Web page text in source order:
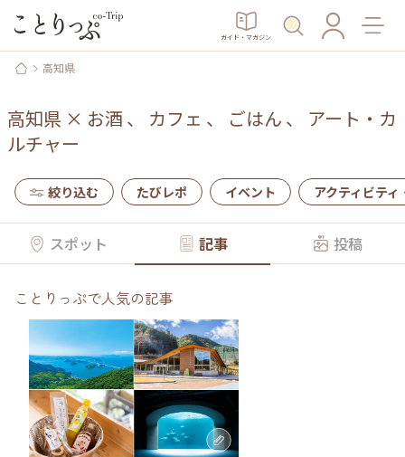
ガイド・マガジン
高知県
高知県 × お酒 、 カフェ 、 ごはん 、 アート・カ
ルチャー
絞り込む たびレポ イベント アクティビティ
スポット 記事 投稿
ことりっぷで人気の記事